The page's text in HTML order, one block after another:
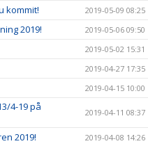
kommit! 2019-05-09 08:25
2019! 2019-05-06 09:50
2019-05-02 15:31
2019-04-27 17:35
2019-04-15 10:00
4-19 på
2019-04-11 08:37
2019! 2019-04-08 14:26